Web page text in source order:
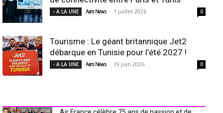
- A LA UNE Aero News - 1 juillet 2026 0
Tourisme : Le géant britannique Jet2
débarque en Tunisie pour l’été 2027 !
- A LA UNE Aero News - 19 juin 2026 0